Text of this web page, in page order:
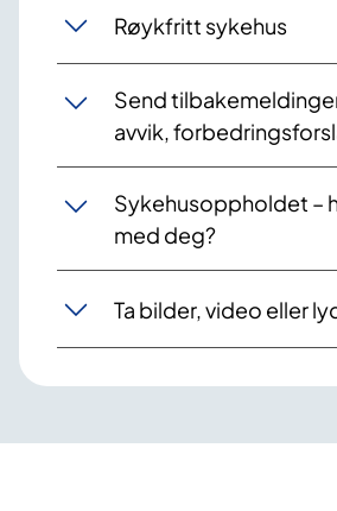
Røykfritt sykehus
Send
avvik,
Sykehusoppholdet –
med deg?
Ta bilder, video eller